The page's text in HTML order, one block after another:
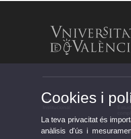
Institucional
Cookies i
La teva privacitat és
anàlisis d'ús i